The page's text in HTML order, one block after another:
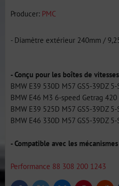
Producer: PMC
- Diamètre extérieur 240mm /
- Conçu pour les boîtes de
BMW E39 530D M57 GS5-39DZ 5-
BMW E46 M3 6-speed Getrag 420
BMW E39 525D M57 GS5-39DZ 5-
BMW E46 330D M57 GS5-39DZ 5-
- Compatible avec les
Performance 88 308 200 1243